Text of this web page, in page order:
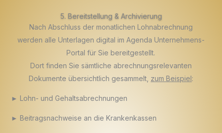
5. Bereitstellung & Archivierung
Nach Abschluss der monatlichen Lohnabrechnung
werden alle Unterlagen digital im Agenda Unternehmens-
Portal für Sie bereitgestellt.
Dort finden Sie sämtliche abrechnungsrelevanten
Dokumente übersichtlich gesammelt, zum Beispiel:
► Lohn- und Gehaltsabrechnungen
► Beitragsnachweise an die Krankenkassen